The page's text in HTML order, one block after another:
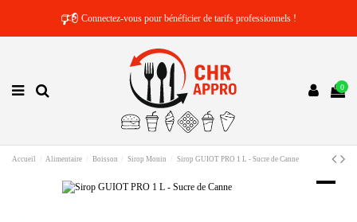
🕫 Connectez-vous pour bénéficier de tarifs professionnels !
0
Accueil Alimentaire Boisson Sirop Monin Sirop GUIOT PRO 1 L - Sucre de Canne